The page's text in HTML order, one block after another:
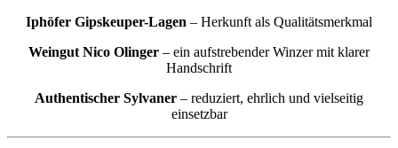
Iphöfer Gipskeuper-Lagen – Herkunft als Qualitätsmerkmal
Weingut Nico Olinger – ein aufstrebender Winzer mit klarer
Handschrift
Authentischer Sylvaner – reduziert, ehrlich und vielseitig
einsetzbar